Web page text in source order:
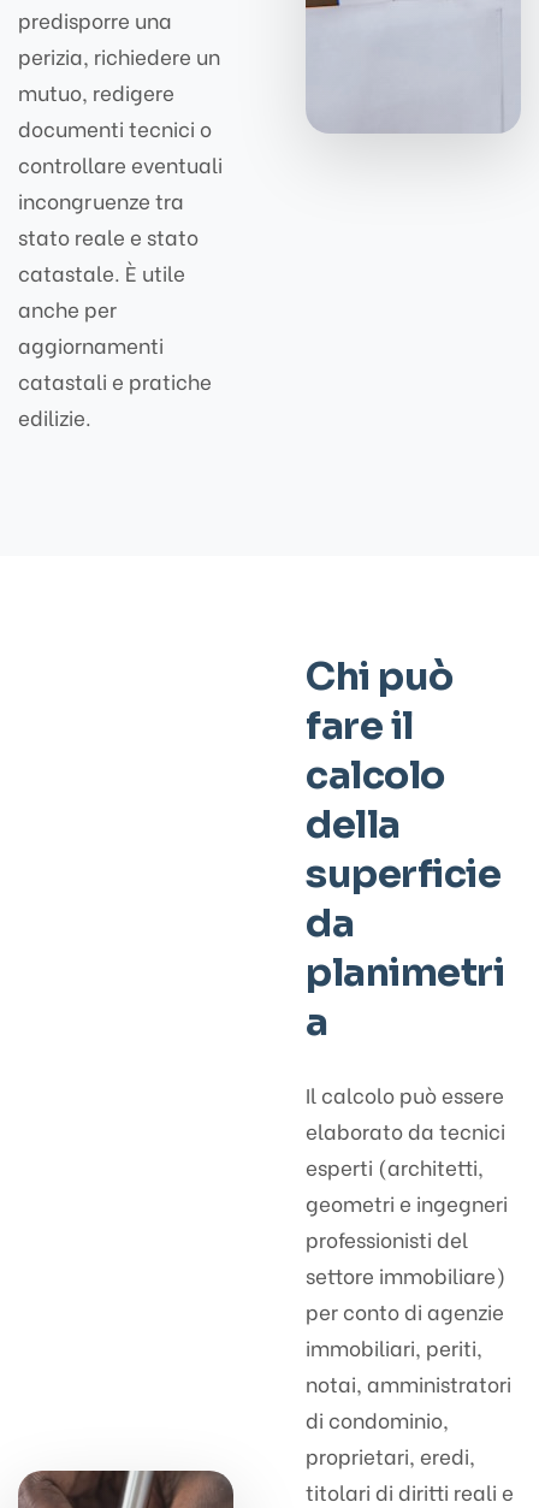
predisporre una
perizia, richiedere un
mutuo, redigere
documenti tecnici o
controllare eventuali
incongruenze tra
stato reale e stato
catastale. È utile
anche per
aggiornamenti
catastali e pratiche
edilizie.
Chi può
fare il
calcolo
della
superficie
da
planimetri
a
Il calcolo può essere
elaborato da tecnici
esperti (architetti,
geometri e ingegneri
professionisti del
settore immobiliare)
per conto di agenzie
immobiliari, periti,
notai, amministratori
di condominio,
proprietari, eredi,
titolari di diritti reali e